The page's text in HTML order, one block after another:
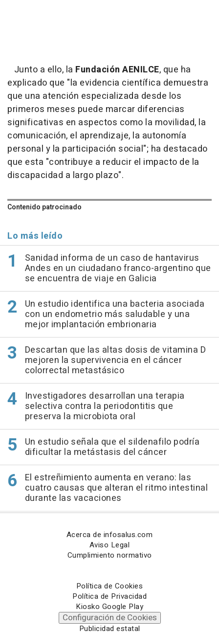
Junto a ello, la Fundación AENILCE, que ha
explicado que "la evidencia científica demuestra
que una atención especializada desde los
primeros meses puede marcar diferencias
significativas en aspectos como la movilidad, la
comunicación, el aprendizaje, la autonomía
personal y la participación social"; ha destacado
que esta "contribuye a reducir el impacto de la
discapacidad a largo plazo".
Contenido patrocinado
Lo más leído
Sanidad informa de un caso de hantavirus
Andes en un ciudadano franco-argentino que
se encuentra de viaje en Galicia
Un estudio identifica una bacteria asociada
con un endometrio más saludable y una
mejor implantación embrionaria
Descartan que las altas dosis de vitamina D
mejoren la supervivencia en el cáncer
colorrectal metastásico
Investigadores desarrollan una terapia
selectiva contra la periodontitis que
preserva la microbiota oral
Un estudio señala que el sildenafilo podría
dificultar la metástasis del cáncer
El estreñimiento aumenta en verano: las
cuatro causas que alteran el ritmo intestinal
durante las vacaciones
Acerca de infosalus.com
Aviso Legal
Cumplimiento normativo
Política de Cookies
Política de Privacidad
Kiosko Google Play
Configuración de Cookies
Publicidad estatal